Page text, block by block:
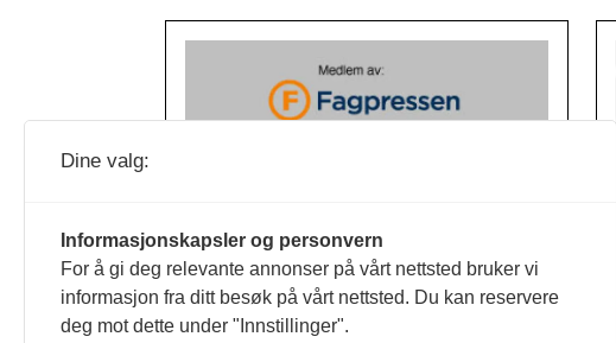
Dine valg:
Informasjonskapsler og personvern
For å gi deg relevante annonser på vårt nettsted bruker vi
informasjon fra ditt besøk på vårt nettsted. Du kan reservere
deg mot dette under "Innstillinger".